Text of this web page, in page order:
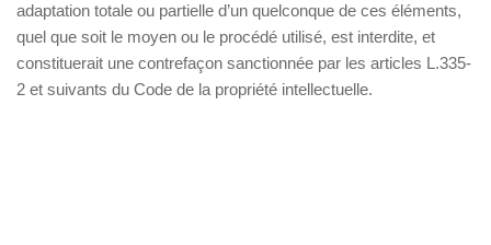
adaptation totale ou partielle d’un quelconque de ces éléments,
quel que soit le moyen ou le procédé utilisé, est interdite, et
constituerait une contrefaçon sanctionnée par les articles L.335-
2 et suivants du Code de la propriété intellectuelle.